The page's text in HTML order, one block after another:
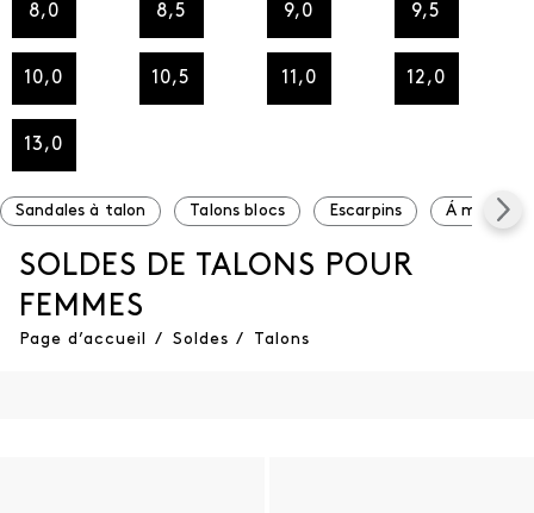
8,0 8,5 9,0 9,5
10,0 10,5 11,0 12,0
13,0
Sandales à talon Talons blocs Escarpins Á moins de
SOLDES DE TALONS POUR
FEMMES
Page d’accueil / Soldes / Talons